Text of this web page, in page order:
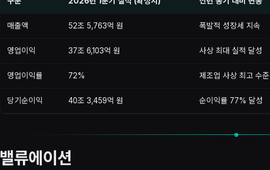
매출액 52조 5,763억 원 폭발적 성장세 지속
영업이익 37조 6,103억 원 사상 최대 실적 달성
영업이익률 72% 제조업 사상 최고 수준
당기순이익 40조 3,459억 원 순이익률 77% 달성
밸류에이션